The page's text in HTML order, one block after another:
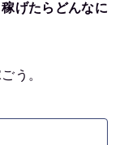
げたらどんなに
う。